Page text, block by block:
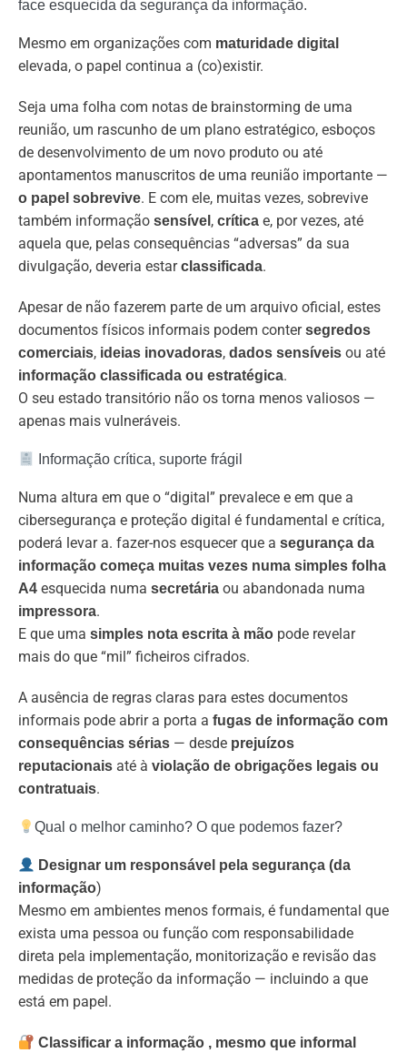
face esquecida da segurança da informação.
Mesmo em organizações com maturidade digital
elevada, o papel continua a (co)existir.
Seja uma folha com notas de brainstorming de uma
reunião, um rascunho de um plano estratégico, esboços
de desenvolvimento de um novo produto ou até
apontamentos manuscritos de uma reunião importante —
o papel sobrevive. E com ele, muitas vezes, sobrevive
também informação sensível , crítica e, por vezes, até
aquela que, pelas consequências “adversas” da sua
divulgação, deveria estarclassificada.
Apesar de não fazerem parte de um arquivo oficial, estes
documentos físicos informais podem contersegredos
comerciais, ideias inovadoras, dados sensíveis ou até
informação classificada ou estratégica.
O seu estado transitório não os torna menos valiosos —
apenas mais vulneráveis.
Informação crítica, suporte frágil
Numa altura em que o “digital” prevalece e em que a
cibersegurança e proteção digital é fundamental e crítica,
poderá levar a. fazer-nos esquecer que a segurança da
informação começa muitas vezes numa simples folha
A4 esquecida numa secretária ou abandonada numa
impressora.
E que uma simples nota escrita à mão pode revelar
mais do que “mil” ficheiros cifrados.
A ausência de regras claras para estes documentos
informais pode abrir a porta a fugas de informação com
consequências sérias — desde prejuízos
reputacionais até à violação de obrigações legais ou
contratuais.
Qual o melhor caminho? O que podemos fazer?
Designar um responsável pela segurança (da
informação)
Mesmo em ambientes menos formais, é fundamental que
exista uma pessoa ou função com responsabilidade
direta pela implementação, monitorização e revisão das
medidas de proteção da informação — incluindo a que
está em papel.
Classificar a informação , mesmo que informal